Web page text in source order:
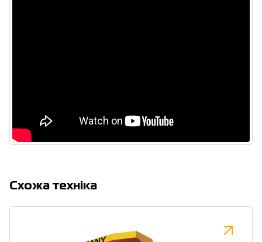
Cхожа техніка